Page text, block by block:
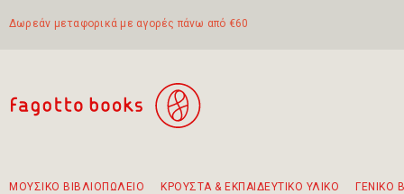
Δωρεάν μεταφορικά με αγορές πάνω από €60
ΜΟΥΣΙΚΟ ΒΙΒΛΙΟΠΩΛΕΙΟ ΚΡΟΥΣΤΑ & ΕΚΠΑΙΔΕΥΤΙΚΟ ΥΛΙΚΟ ΓΕΝΙΚΟ